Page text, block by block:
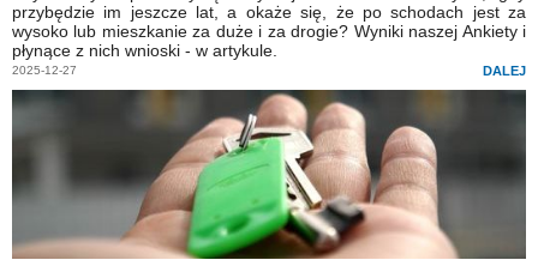
przybędzie im jeszcze lat, a okaże się, że po schodach jest za
wysoko lub mieszkanie za duże i za drogie? Wyniki naszej Ankiety i
płynące z nich wnioski - w artykule.
2025-12-27 DALEJ